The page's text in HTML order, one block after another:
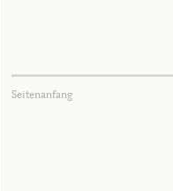
Seitenanfang